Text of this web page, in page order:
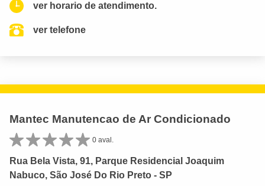
ver horario de atendimento.
ver telefone
Mantec Manutencao de Ar Condicionado
0 aval.
Rua Bela Vista, 91, Parque Residencial Joaquim
Nabuco, São José Do Rio Preto - SP